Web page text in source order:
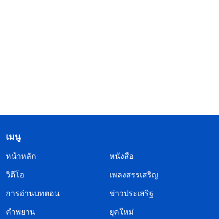
เมนู
หน้าหลัก
หนังสือ
วิดีโอ
เพลงสรรเสริญ
การอ่านบทตอน
ข่าวประเสริฐ
คำพยาน
ยุคใหม่